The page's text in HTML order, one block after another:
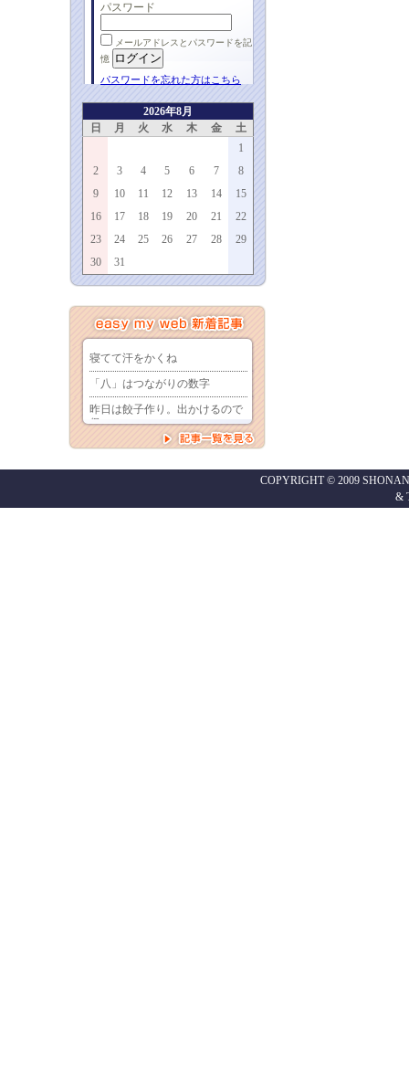
パスワード
メールアドレスとパスワードを記
憶
パスワードを忘れた方はこちら
2026年8月
日
月 火 水 木 金
土
1
2
3 4 5 6 7
8
9
10 11 12 13 14
15
16
17 18 19 20 21
22
23
24 25 26 27 28
29
30
31
COPYRIGHT © 2009
&